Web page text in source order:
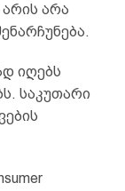
არა
იღებს
საკუთარი